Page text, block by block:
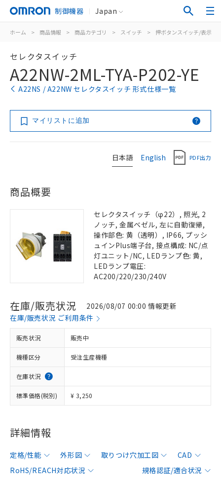
制御機器 Japan
ホーム > 商品情報 > 商品カテゴリ > スイッチ > 押ボタンスイッチ/表示灯
セレクタスイッチ
A22NW-2ML-TYA-P202-YE
A22NS / A22NW セレクタスイッチ 形式仕様一覧
マイリストに追加
日本語 English PDF出力
商品概要
セレクタスイッチ（φ22）, 照光, 2
ノッチ, 金属ベゼル, 左に自動復帰,
操作部色: 黄（透明）, IP66, プッシ
ュインPlus端子台, 接点構成: NC/点
灯ユニット/NC, LEDランプ色: 黄,
LEDランプ電圧:
AC200/220/230/240V
在庫/販売状況
2026/08/07 00:00 情報更新
在庫/販売状況 ご利用条件
販売状況 販売中
機種区分 受注生産機種
在庫状況
標準価格(税別) ¥ 3,250
詳細情報
定格/性能 外形図 取りつけ穴加工図
CAD
RoHS/REACH対応状況
規格認証/適合状況